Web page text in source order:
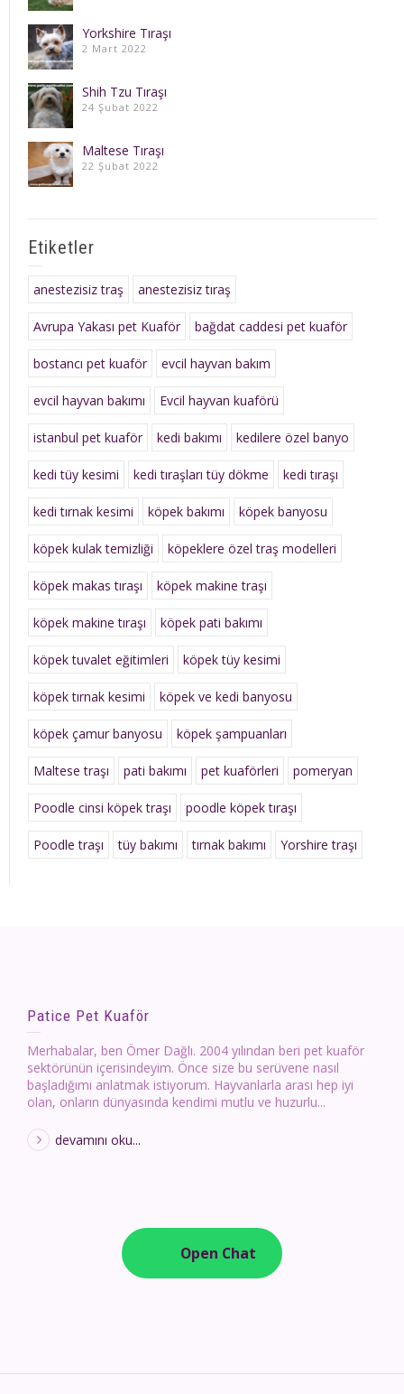
Yorkshire Tıraşı
2 Mart 2022
Shih Tzu Tıraşı
24 Şubat 2022
Maltese Tıraşı
22 Şubat 2022
Etiketler
anestezisiz traş anestezisiz tıraş
Avrupa Yakası pet Kuaför bağdat caddesi pet kuaför
bostancı pet kuaför evcil hayvan bakım
evcil hayvan bakımı Evcil hayvan kuaförü
istanbul pet kuaför kedi bakımı kedilere özel banyo
kedi tüy kesimi kedi tıraşları tüy dökme kedi tıraşı
kedi tırnak kesimi köpek bakımı köpek banyosu
köpek kulak temizliği köpeklere özel traş modelleri
köpek makas tıraşı köpek makine traşı
köpek makine tıraşı köpek pati bakımı
köpek tuvalet eğitimleri köpek tüy kesimi
köpek tırnak kesimi köpek ve kedi banyosu
köpek çamur banyosu köpek şampuanları
Maltese traşı pati bakımı pet kuaförleri pomeryan
Poodle cinsi köpek traşı poodle köpek tıraşı
Poodle traşı tüy bakımı tırnak bakımı Yorshire traşı
Patice Pet Kuaför
Merhabalar, ben Ömer Dağlı. 2004 yılından beri pet kuaför
sektörünün içerisindeyim. Önce size bu serüvene nasıl
başladığımı anlatmak istiyorum. Hayvanlarla arası hep iyi
olan, onların dünyasında kendimi mutlu ve huzurlu...
devamını oku...
Open Chat